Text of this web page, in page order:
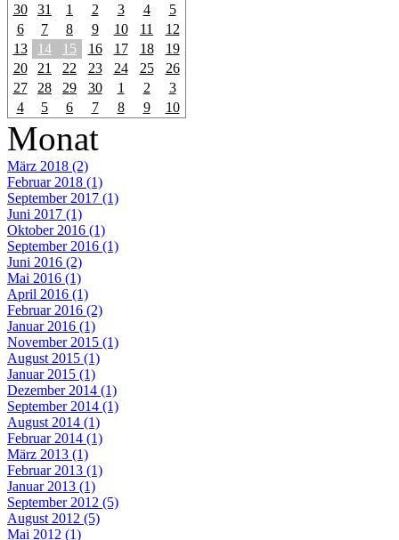
30 31 1 2 3 4
5
6
7 8 9 10 11
12
13
14 15 16 17 18
19
20
21 22 23 24 25
26
27
28 29 30 1 2
3
4
5 6 7 8 9 10
Monat
März 2018 (2)
Februar 2018 (1)
September 2017 (1)
Juni 2017 (1)
Oktober 2016 (1)
September 2016 (1)
Juni 2016 (2)
Mai 2016 (1)
April 2016 (1)
Februar 2016 (2)
Januar 2016 (1)
November 2015 (1)
August 2015 (1)
Januar 2015 (1)
Dezember 2014 (1)
September 2014 (1)
August 2014 (1)
Februar 2014 (1)
März 2013 (1)
Februar 2013 (1)
Januar 2013 (1)
September 2012 (5)
August 2012 (5)
Mai 2012 (1)